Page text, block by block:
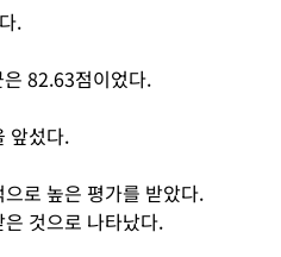
.
82.63점이었다.
앞섰다.
로 높은 평가를 받았다.
것으로 나타났다.